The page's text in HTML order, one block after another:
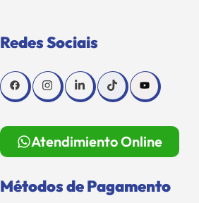
Redes Sociais
Atendimiento Online
Métodos de Pagamento